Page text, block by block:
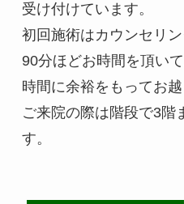
受け付けています。
初回施術はカウンセリ
90分ほどお時間を頂いて
時間に余裕をもってお越
ご来院の際は階段で3階
す。